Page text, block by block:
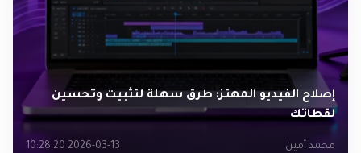
إصلاح الفيديو المهتز: طرق سهلة لتثبيت وتحسين
لقطاتك
محمد أمين 2026-03-13 10:28:20